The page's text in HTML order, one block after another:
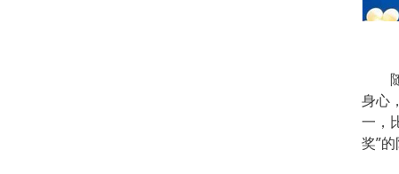
随
身心
一，
奖”